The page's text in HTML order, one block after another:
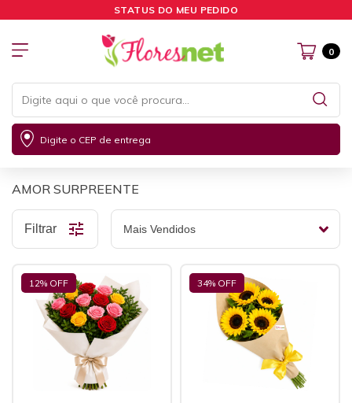
STATUS DO MEU PEDIDO
0
Digite o CEP de entrega
AMOR SURPREENTE
Filtrar
12% OFF 34% OFF